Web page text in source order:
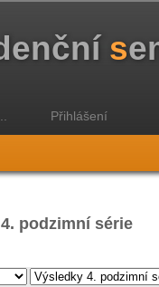
s
Přihlášení
podzimní série